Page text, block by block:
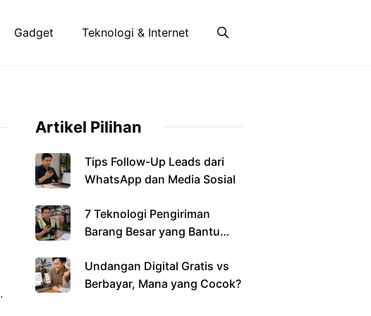
Gadget Teknologi & Internet
Artikel Pilihan
Tips Follow-Up Leads dari
WhatsApp dan Media Sosial
7 Teknologi Pengiriman
Barang Besar yang Bantu
Undangan Digital Gratis vs
Berbayar, Mana yang Cocok?